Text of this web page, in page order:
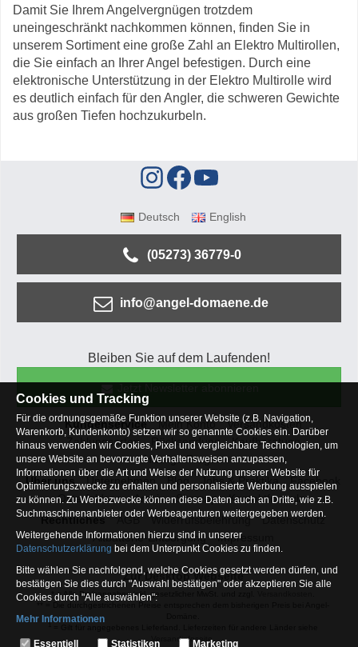
Damit Sie Ihrem Angelvergnügen trotzdem
uneingeschränkt nachkommen können, finden Sie in
unserem Sortiment eine große Zahl an Elektro Multirollen,
die Sie einfach an Ihrer Angel befestigen. Durch eine
elektronische Unterstützung in der Elektro Multirolle wird
es deutlich einfach für den Angler, die schweren Gewichte
aus großen Tiefen hochzukurbeln.
Deutsch English
(05273) 36779-0
info@angel-domaene.de
Bleiben Sie auf dem Laufenden!
Kundenservice Mein Konto
Versandkosten
Zahlungsarten
Rücksendung
Kaufberatung
Häufige Fragen
Über uns
Unternehmen Blog Jobs & Praktika
Facebook
Osterfeldsee
Archiv Sitemap
Kontaktformular
Rechtliches
AGB Widerrufsbelehrung
Datenschutz
Altbatterie-Entsorgung
Impressum
Zur Desktop Webseite
* = Alle Preisangaben inkl. gesetzlicher MwSt. und zzgl.
Versandinfoseite.
Cookies und Tracking
Für die ordnungsgemäße Funktion unserer Website (z.B. Navigation,
Warenkorb, Kundenkonto) setzen wir so genannte Cookies ein. Darüber
hinaus verwenden wir Cookies, Pixel und vergleichbare Technologien, um
unsere Website an bevorzugte Verhaltensweisen anzupassen,
Informationen über die Art und Weise der Nutzung unserer Website für
Optimierungszwecke zu erhalten und personalisierte Werbung ausspielen
zu können. Zu Werbezwecke können diese Daten auch an Dritte, wie z.B.
Suchmaschinenanbieter oder Werbeagenturen weitergegeben werden.
Weitergehende Informationen hierzu sind in unserer
Datenschutzerklärung bei dem Unterpunkt Cookies zu finden.
Bitte wählen Sie nachfolgend, welche Cookies gesetzt werden dürfen, und
bestätigen Sie dies durch "Auswahl bestätigen" oder akzeptieren Sie alle
Cookies durch "Alle auswählen":
Mehr Informationen
Essentiell
Essentiell Statistiken Marketing